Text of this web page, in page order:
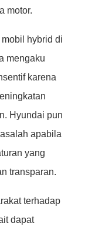
motor.
hybrid di
mengaku
karena
Hyundai pun
apabila
yang
transparan.
terhadap
dapat